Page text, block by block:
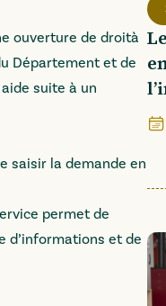
ouverture de droità
Département et de
suite à un
saisir la demande en
permet de
d’informations et de